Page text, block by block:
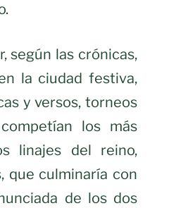
según las crónicas,
la ciudad festiva,
y versos, torneos
los más
linajes del reino,
que culminaría con
de los dos